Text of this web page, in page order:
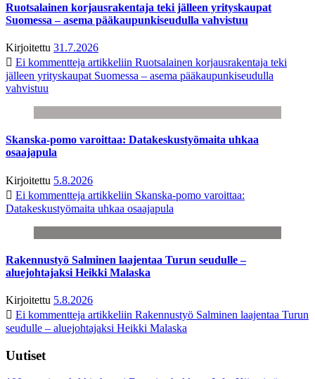
Ruotsalainen korjausrakentaja teki jälleen yrityskaupat
Suomessa – asema pääkaupunkiseudulla vahvistuu
Kirjoitettu 31.7.2026
Ei kommentteja artikkeliin Ruotsalainen korjausrakentaja teki
jälleen yrityskaupat Suomessa – asema pääkaupunkiseudulla
vahvistuu
Skanska-pomo varoittaa: Datakeskustyömaita uhkaa
osaajapula
Kirjoitettu 5.8.2026
Ei kommentteja artikkeliin Skanska-pomo varoittaa:
Datakeskustyömaita uhkaa osaajapula
Rakennustyö Salminen laajentaa Turun seudulle –
aluejohtajaksi Heikki Malaska
Kirjoitettu 5.8.2026
Ei kommentteja artikkeliin Rakennustyö Salminen laajentaa Turun
seudulle – aluejohtajaksi Heikki Malaska
Uutiset